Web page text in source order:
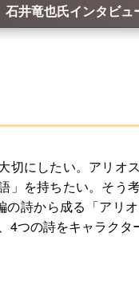
石井竜也氏インタビュ
切にしたい。アリオ
」を持ちたい。そう
の詩から成る「アリ
4つの詩をキャラクタ